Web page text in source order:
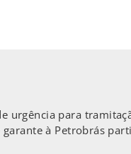
urgência para
à Petrobrás